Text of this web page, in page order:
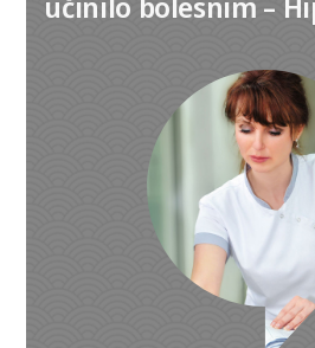
+381 (0)69 22 74 312
+381 (0)63 1 156 157
011 22 743 12
011 77 024 77